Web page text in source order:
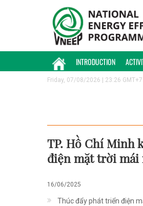
INTRODUCTION
Friday, 07/08/2026 | 23:26 GMT+7
TP. Hồ Chí Minh
điện mặt trời mái
16/06/2025
Thúc đẩy phát triển điện